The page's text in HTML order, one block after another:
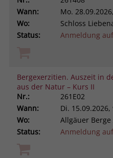
Wann:
Mo.
Wo:
Schloss
Status:
Anmeldung
Bergexerzitien. Auszeit in
aus der Natur – Kurs II
Nr.:
261E02
Wann:
Di.
Wo:
Allgäuer
Status:
Anmeldung